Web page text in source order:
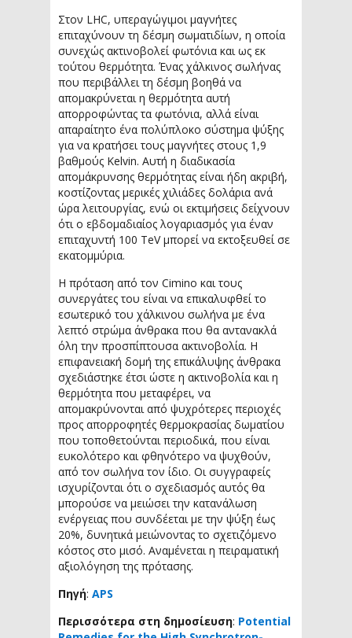
Στον LHC, υπεραγώγιμοι μαγνήτες
επιταχύνουν τη δέσμη σωματιδίων, η οποία
συνεχώς ακτινοβολεί φωτόνια και ως εκ
τούτου θερμότητα. Ένας χάλκινος σωλήνας
που περιβάλλει τη δέσμη βοηθά να
απομακρύνεται η θερμότητα αυτή
απορροφώντας τα φωτόνια, αλλά είναι
απαραίτητο ένα πολύπλοκο σύστημα ψύξης
για να κρατήσει τους μαγνήτες στους 1,9
βαθμούς Kelvin. Αυτή η διαδικασία
απομάκρυνσης θερμότητας είναι ήδη ακριβή,
κοστίζοντας μερικές χιλιάδες δολάρια ανά
ώρα λειτουργίας, ενώ οι εκτιμήσεις δείχνουν
ότι ο εβδομαδιαίος λογαριασμός για έναν
επιταχυντή 100 TeV μπορεί να εκτοξευθεί σε
εκατομμύρια.
Η πρόταση από τον Cimino και τους
συνεργάτες του είναι να επικαλυφθεί το
εσωτερικό του χάλκινου σωλήνα με ένα
λεπτό στρώμα άνθρακα που θα αντανακλά
όλη την προσπίπτουσα ακτινοβολία. Η
επιφανειακή δομή της επικάλυψης άνθρακα
σχεδιάστηκε έτσι ώστε η ακτινοβολία και η
θερμότητα που μεταφέρει, να
απομακρύνονται από ψυχρότερες περιοχές
προς απορροφητές θερμοκρασίας δωματίου
που τοποθετούνται περιοδικά, που είναι
ευκολότερο και φθηνότερο να ψυχθούν,
από τον σωλήνα τον ίδιο. Οι συγγραφείς
ισχυρίζονται ότι ο σχεδιασμός αυτός θα
μπορούσε να μειώσει την κατανάλωση
ενέργειας που συνδέεται με την ψύξη έως
20%, δυνητικά μειώνοντας το σχετιζόμενο
κόστος στο μισό. Αναμένεται η πειραματική
αξιολόγηση της πρότασης.
Πηγή: APS
Περισσότερα στη δημοσίευση: Potential